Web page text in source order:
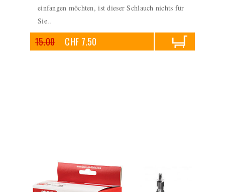
einfangen möchten, ist dieser Schlauch nichts für
Sie..
15.00 CHF 7.50